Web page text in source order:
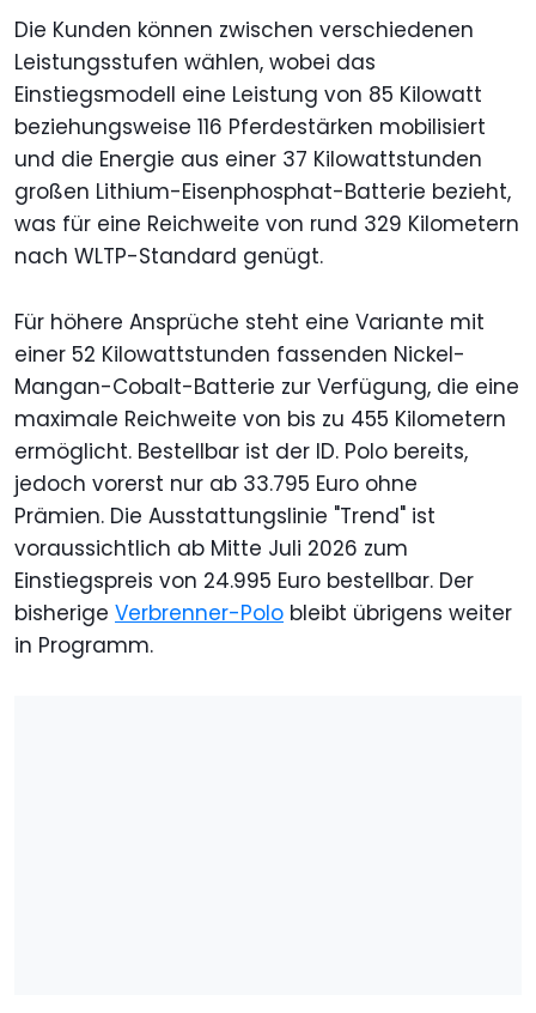
Die Kunden können zwischen verschiedenen
Leistungsstufen wählen, wobei das
Einstiegsmodell eine Leistung von 85 Kilowatt
beziehungsweise 116 Pferdestärken mobilisiert
und die Energie aus einer 37 Kilowattstunden
großen Lithium-Eisenphosphat-Batterie bezieht,
was für eine Reichweite von rund 329 Kilometern
nach WLTP-Standard genügt.
Für höhere Ansprüche steht eine Variante mit
einer 52 Kilowattstunden fassenden Nickel-
Mangan-Cobalt-Batterie zur Verfügung, die eine
maximale Reichweite von bis zu 455 Kilometern
ermöglicht. Bestellbar ist der ID. Polo bereits,
jedoch vorerst nur ab 33.795 Euro ohne
Prämien. Die Ausstattungslinie "Trend" ist
voraussichtlich ab Mitte Juli 2026 zum
Einstiegspreis von 24.995 Euro bestellbar. Der
bisherige Verbrenner-Polo bleibt übrigens weiter
in Programm.